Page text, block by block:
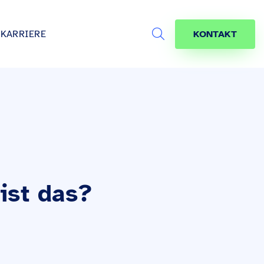
KARRIERE
Search
KONTAKT
das?